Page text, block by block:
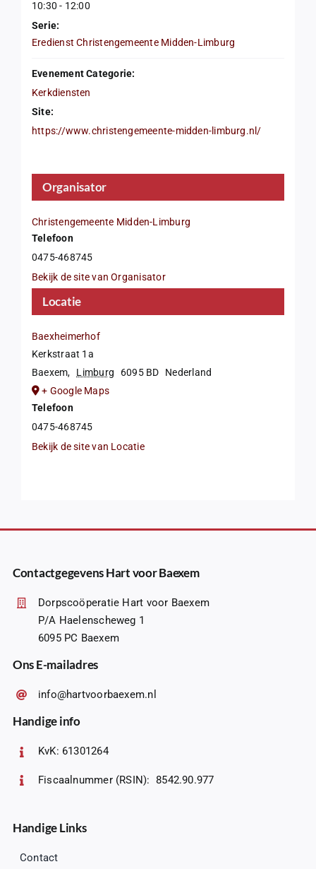
10:30 - 12:00
Serie:
Eredienst Christengemeente Midden-Limburg
Evenement Categorie:
Kerkdiensten
Site:
https://www.christengemeente-midden-limburg.nl/
Locatie
Baexheimerhof
Kerkstraat 1a
Baexem, Limburg 6095 BD
Nederland
+ Google Maps
Telefoon
0475-468745
Bekijk de site van Locatie
Organisator
Christengemeente Midden-Limburg
Telefoon
0475-468745
Bekijk de site van Organisator
Contactgegevens Hart voor Baexem
Dorpscoöperatie Hart voor Baexem
P/A Haelenscheweg 1
6095 PC Baexem
Ons E-mailadres
info@hartvoorbaexem.nl
Handige info
KvK: 61301264
Fiscaalnummer (RSIN): 8542.90.977
Handige Links
Contact